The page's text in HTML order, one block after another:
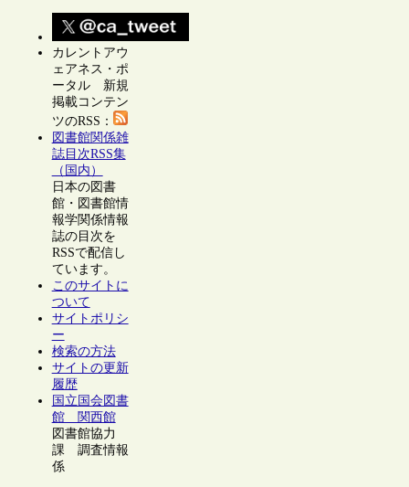
カレントアウ
ェアネス・ポ
ータル 新規
掲載コンテン
ツのRSS：
図書館関係雑
誌目次RSS集
（国内）
日本の図書
館・図書館情
報学関係情報
誌の目次を
RSSで配信し
ています。
このサイトに
ついて
サイトポリシ
ー
検索の方法
サイトの更新
履歴
国立国会図書
館 関西館
図書館協力
課 調査情報
係